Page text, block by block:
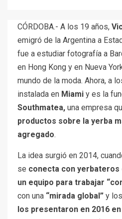
CÓRDOBA.- A los 19 años,
emigró de la Argentina a
fue a estudiar fotografía a
en Hong Kong y en Nueva
mundo de la moda. Ahora, a
instalada en Miami y es la
Southmatea, una empresa
productos sobre la yerba
agregado.
La idea surgió en 2014,
se conecta con yerbateros
un equipo para trabajar
con una “mirada global” y
los presentaron en 2016